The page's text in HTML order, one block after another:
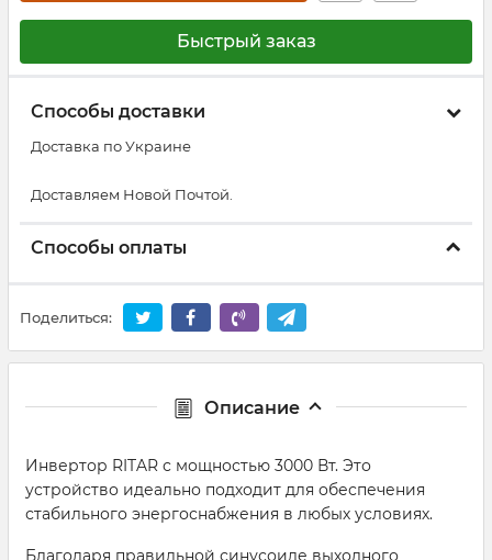
Быстрый заказ
Способы доставки
Доставка по Украине
Доставляем Новой Почтой.
Способы оплаты
Поделиться:
Описание
Инвертор RITAR с мощностью 3000 Вт. Это
устройство идеально подходит для обеспечения
стабильного энергоснабжения в любых условиях.
Благодаря правильной синусоиде выходного